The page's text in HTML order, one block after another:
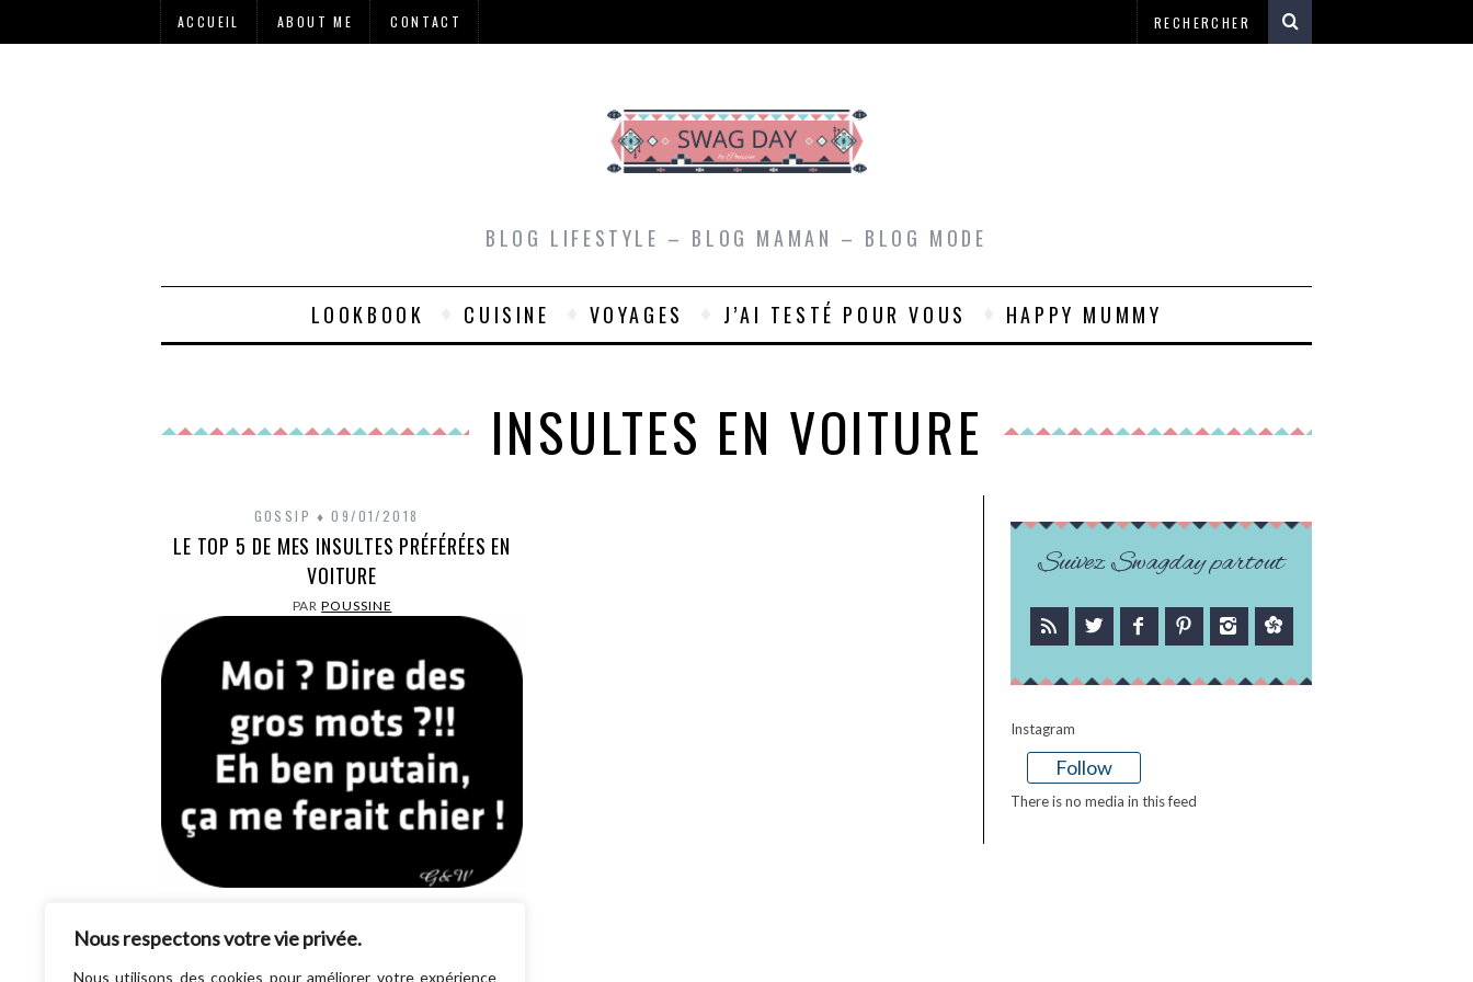
Nous respectons votre vie privée.
Nous utilisons des cookies pour améliorer votre expérience
ACCUEIL ABOUT ME CONTACT
BLOG LIFESTYLE – BLOG MAMAN – BLOG MODE
LOOKBOOK CUISINE VOYAGES J’AI TESTÉ POUR VOUS HAPPY MUMMY
INSULTES EN VOITURE
GOSSIP 09/01/2018
LE TOP 5 DE MES INSULTES PRÉFÉRÉES EN
VOITURE
PARPOUSSINE
lire cet article, je veux juste m’assurer que tu as
Suivez Swagday partout
Instagram
Follow
There is no media in this feed